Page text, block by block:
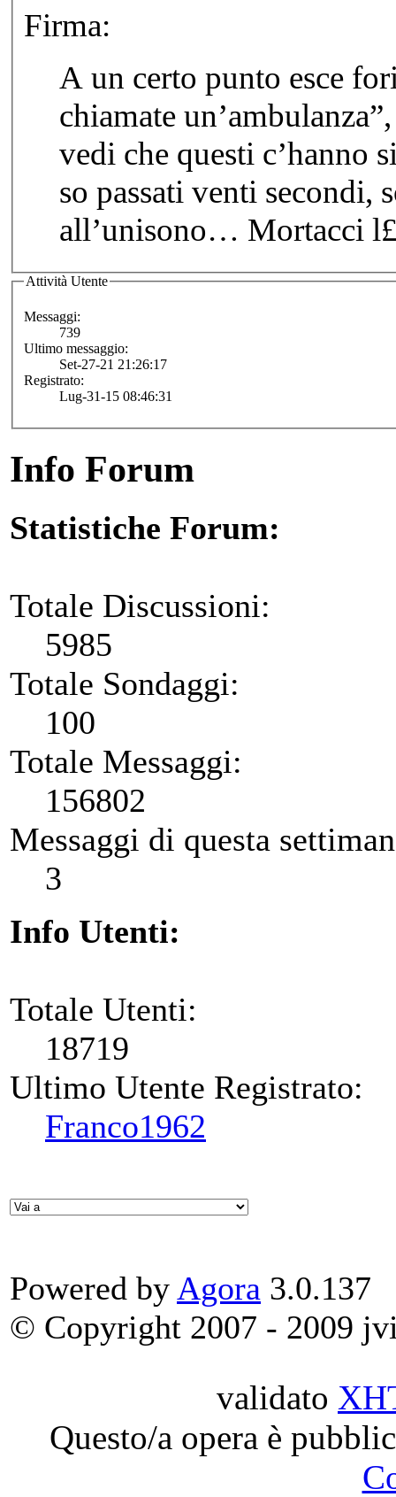
Firma:
A un certo punto esce
chiamate
vedi che questi c’hanno
so passati venti secondi,
all’unisono… Mortacci
Attività Utente
Messaggi:
739
Ultimo messaggio:
Set-27-21 21:26:17
Registrato:
Lug-31-15 08:46:31
Info Forum
Statistiche Forum:
Totale Discussioni:
5985
Totale Sondaggi:
100
Totale Messaggi:
156802
Messaggi di questa
3
Info Utenti:
Totale Utenti:
18719
Ultimo Utente Registrato:
Franco1962
Powered by Agora 3.0.137
© Copyright 2007 - 2009
validato
Questo/a opera è